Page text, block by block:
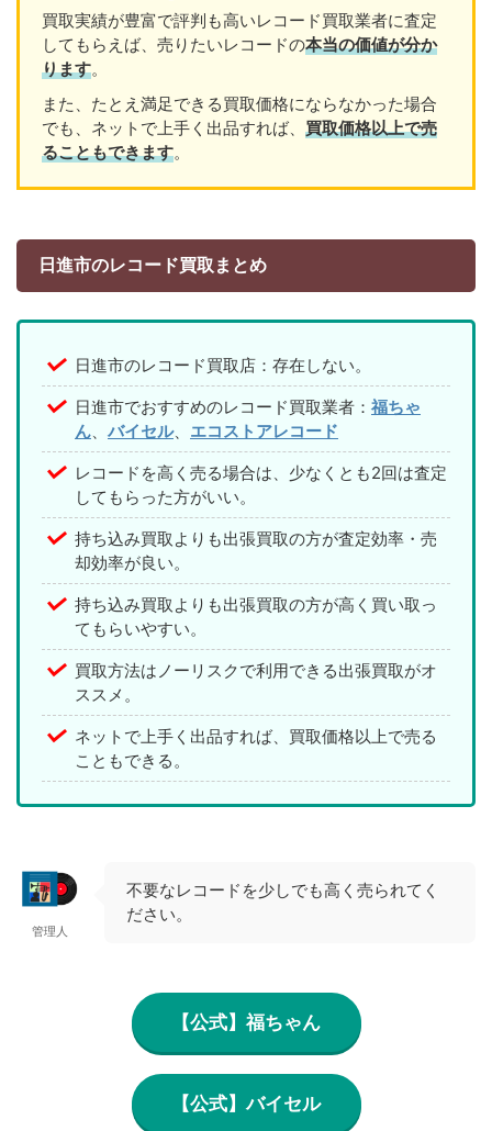
買取実績が豊富で評判も高いレコード買取業者に査定
してもらえば、売りたいレコードの本当の価値が分か
ります。
また、たとえ満足できる買取価格にならなかった場合
でも、ネットで上手く出品すれば、 買取価格以上で売
ることもできます。
日進市のレコード買取まとめ
日進市のレコード買取店：存在しない。
日進市でおすすめのレコード買取業者： 福ちゃ
ん
バイセル、 エコストアレコード
レコードを高く売る場合は、少なくとも2回は査定
してもらった方がいい。
持ち込み買取よりも出張買取の方が査定効率・売
却効率が良い。
持ち込み買取よりも出張買取の方が高く買い取っ
てもらいやすい。
買取方法はノーリスクで利用できる出張買取がオ
ススメ。
ネットで上手く出品すれば、買取価格以上で売る
こともできる。
管理人
不要なレコードを少しでも高く売られてく
ださい。
【公式】福ちゃん
【公式】バイセル